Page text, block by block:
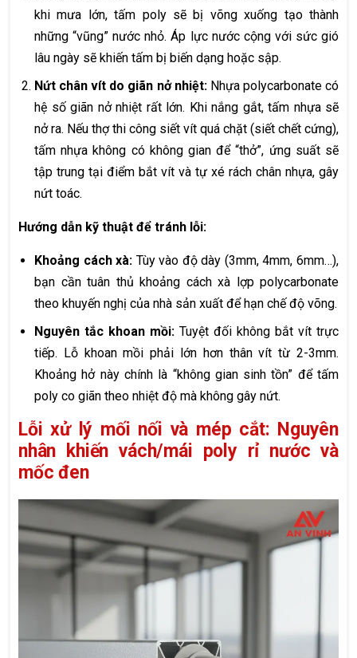
khi mưa lớn, tấm poly sẽ bị võng xuống tạo thành
những “vũng” nước nhỏ. Áp lực nước cộng với sức gió
lâu ngày sẽ khiến tấm bị biến dạng hoặc sập.
Nứt chân vít do giãn nở nhiệt:Nhựa polycarbonate có
hệ số giãn nở nhiệt rất lớn. Khi nắng gắt, tấm nhựa sẽ
nở ra. Nếu thợ thi công siết vít quá chặt (siết chết cứng),
tấm nhựa không có không gian để “thở”, ứng suất sẽ
tập trung tại điểm bắt vít và tự xé rách chân nhựa, gây
nứt toác.
Hướng dẫn kỹ thuật để tránh lỗi:
Khoảng cách xà: Tùy vào độ dày (3mm, 4mm, 6mm…),
bạn cần tuân thủ khoảng cách xà lợp polycarbonate
theo khuyến nghị của nhà sản xuất để hạn chế độ võng.
Nguyên tắc khoan mồi: Tuyệt đối không bắt vít trực
tiếp. Lỗ khoan mồi phải lớn hơn thân vít từ 2-3mm.
Khoảng hở này chính là “không gian sinh tồn” để tấm
poly co giãn theo nhiệt độ mà không gây nứt.
Lỗi xử lý mối nối và mép cắt: Nguyên
nhân khiến vách/mái poly rỉ nước và
mốc đen